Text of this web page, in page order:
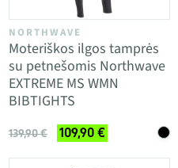
NORTHWAVE
Moteriškos ilgos tamprės
su petnešomis Northwave
EXTREME MS WMN
BIBTIGHTS
139,90 € 109,90 €